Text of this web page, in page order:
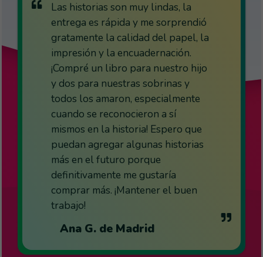
Las historias son muy lindas, la
entrega es rápida y me sorprendió
gratamente la calidad del papel, la
impresión y la encuadernación.
¡Compré un libro para nuestro hijo
y dos para nuestras sobrinas y
todos los amaron, especialmente
cuando se reconocieron a sí
mismos en la historia! Espero que
puedan agregar algunas historias
más en el futuro porque
definitivamente me gustaría
comprar más. ¡Mantener el buen
trabajo!
Ana G. de Madrid